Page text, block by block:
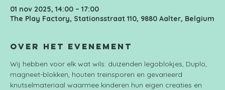
01 nov 2025, 14:00 – 17:00
The Play Factory, Stationsstraat 110, 9880 Aalter, Belgium
Over het evenement
Wij hebben voor elk wat wils: duizenden legoblokjes, Duplo,
magneet-blokken, houten treinsporen en gevarieerd
knutselmateriaal waarmee kinderen hun eigen creaties en